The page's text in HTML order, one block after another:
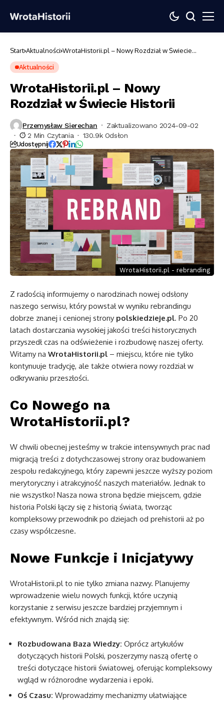
Start Aktualności WrotaHistorii.pl – Nowy Rozdział w Świecie
Aktualności
WrotaHistorii.pl – Nowy
Rozdział w Świecie Historii
Przemysław Sierechan
Zaktualizowano 2024-09-02
2 Min Czytania
130.9k Odsłon
Udostępnij
WrotaHistorii.pl - rebranding
Z radością informujemy o narodzinach nowej odsłony
naszego serwisu, który powstał w wyniku rebrandingu
dobrze znanej i cenionej strony polskiedzieje.pl. Po 20
latach dostarczania wysokiej jakości treści historycznych
przyszedł czas na odświeżenie i rozbudowę naszej oferty.
Witamy na WrotaHistorii.pl – miejscu, które nie tylko
kontynuuje tradycję, ale także otwiera nowy rozdział w
odkrywaniu przeszłości.
Co Nowego na
WrotaHistorii.pl?
W chwili obecnej jesteśmy w trakcie intensywnych prac nad
migracją treści z dotychczasowej strony oraz budowaniem
zespołu redakcyjnego, który zapewni jeszcze wyższy poziom
merytoryczny i atrakcyjność naszych materiałów. Jednak to
nie wszystko! Nasza nowa strona będzie miejscem, gdzie
historia Polski łączy się z historią świata, tworząc
kompleksowy przewodnik po dziejach od prehistorii aż po
czasy współczesne.
Nowe Funkcje i Inicjatywy
WrotaHistorii.pl to nie tylko zmiana nazwy. Planujemy
wprowadzenie wielu nowych funkcji, które uczynią
korzystanie z serwisu jeszcze bardziej przyjemnym i
efektywnym. Wśród nich znajdą się:
Rozbudowana Baza Wiedzy: Oprócz artykułów
dotyczących historii Polski, poszerzymy naszą ofertę o
treści dotyczące historii światowej, oferując kompleksowy
wgląd w różnorodne wydarzenia i epoki.
Oś Czasu: Wprowadzimy mechanizmy ułatwiające